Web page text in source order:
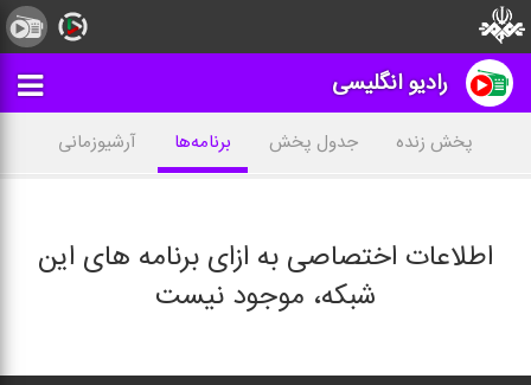
رادیو انگلیسی
پخش زنده جدول پخش برنامه‌ها آرشیوزمانی
اطلاعات اختصاصی به ازای برنامه های این
شبکه، موجود نیست